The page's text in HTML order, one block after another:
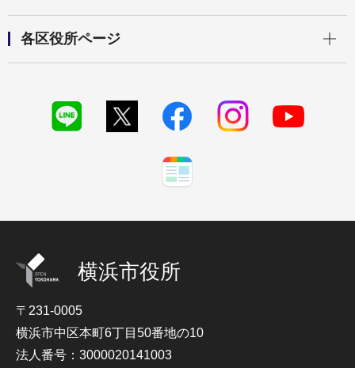
各区役所ページ
横浜市役所
〒231-0005
横浜市中区本町6丁目50番地の10
法人番号：3000020141003